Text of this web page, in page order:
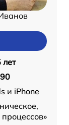
лет
и iPhone